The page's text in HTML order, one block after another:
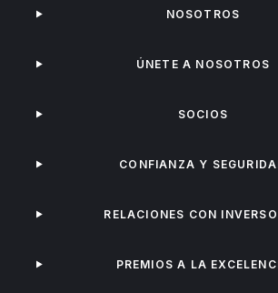
NOSOTROS
ÚNETE A NOSOTROS
SOCIOS
CONFIANZA Y
RELACIONES CON
PREMIOS A LA